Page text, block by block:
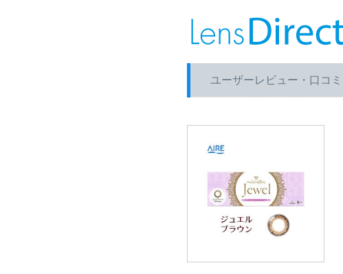
ユーザーレビュー・口コミ